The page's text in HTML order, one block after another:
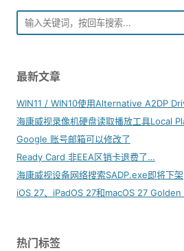
最新文章
WIN11 / WIN10使用Alternative A2DP
海康威视录像机硬盘读取播放工具Local
Google 账号邮箱可以修改了
Ready Card 非EEA区销卡退费了…
海康威视设备网络搜索SADP.exe即将下架
iOS 27、iPadOS 27和macOS 27
热门标签